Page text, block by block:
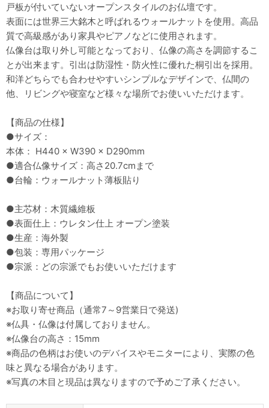
戸板が付いていないオープンスタイルのお仏壇です。
表面には世界三大銘木と呼ばれるウォールナットを使用。高品
質で高級感があり家具やピアノなどに使用されます。
仏像台は取り外し可能となっており、仏像の高さを調節するこ
とが出来ます。引出は防湿性・防火性に優れた桐引出を採用。
和洋どちらでも合わせやすいシンプルなデザインで、仏間の
他、リビングや寝室など様々な場所でお使いいただけます。
【商品の仕様】
●サイズ：
本体： H440 × W390 × D290mm
●適合仏像サイズ：高さ20.7cmまで
●台輪：ウォールナット薄板貼り
●主芯材：木質繊維板
●表面仕上：ウレタン仕上 オープン塗装
●生産：海外製
●包装：専用パッケージ
●宗派：どの宗派でもお使いいただけます
【商品について】
※お取り寄せ商品（通常7～9営業日で発送)
※仏具・仏像は付属しておりません。
※仏像台の高さ：15mm
※商品の色柄はお使いのデバイスやモニターにより、実際の色
味と異なる場合があります。
※写真の木目と現品は異なりますので予めご了承ください。